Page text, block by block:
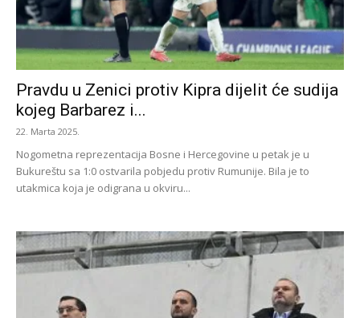
Pravdu u Zenici protiv Kipra dijelit će sudija
kojeg Barbarez i...
22. Marta 2025.
Nogometna reprezentacija Bosne i Hercegovine u petak je u
Bukureštu sa 1:0 ostvarila pobjedu protiv Rumunije. Bila je to
utakmica koja je odigrana u okviru...